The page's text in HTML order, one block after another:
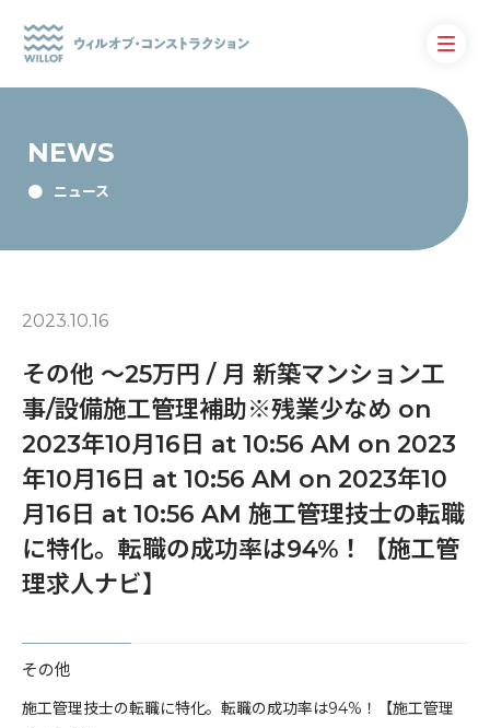
NEWS
ニュース
2023.10.16
その他 〜25万円 / 月 新築マンション工
事/設備施工管理補助※残業少なめ on
2023年10月16日 at 10:56 AM on 2023
年10月16日 at 10:56 AM on 2023年10
月16日 at 10:56 AM 施工管理技士の転職
に特化。転職の成功率は94%！【施工管
理求人ナビ】
その他
​施工管理技士の転職に特化。転職の成功率は94%！【施工管理